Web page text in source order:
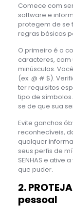
Comece com
software e
protegem de se
regras básicas
O primeiro é o
caracteres, com
minúsculas.
(ex: @ # $).
ter requisitos
tipo de
se de que sua
Evite ganchos
reconhecíveis,
qualquer
seus perfis de
SENHAS e ative
que puder.
2.
pessoal